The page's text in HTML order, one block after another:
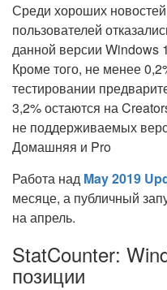
Среди хороших
пользователей
данной версии Windows
Кроме того, не менее
тестировании
3,2% остаются на
не поддерживаемых
Домашняя и Pro
Работа над May 2019
месяце, а публичный
на апрель.
StatCounter:
позиции